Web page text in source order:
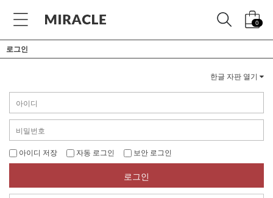
0
로그인
한글 자판 열기
아이디 저장 자동 로그인 보안 로그인
로그인